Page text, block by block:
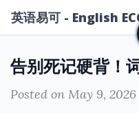
英语易可 - English
Posted on May 9, 2026